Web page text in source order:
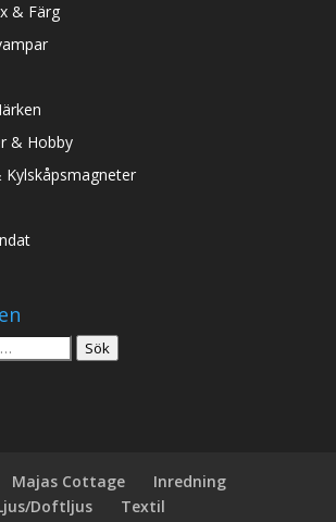
& Färg
& Hobby
Kylskåpsmagneter
Sök
Majas Cottage
Inredning
Doftljus
Textil